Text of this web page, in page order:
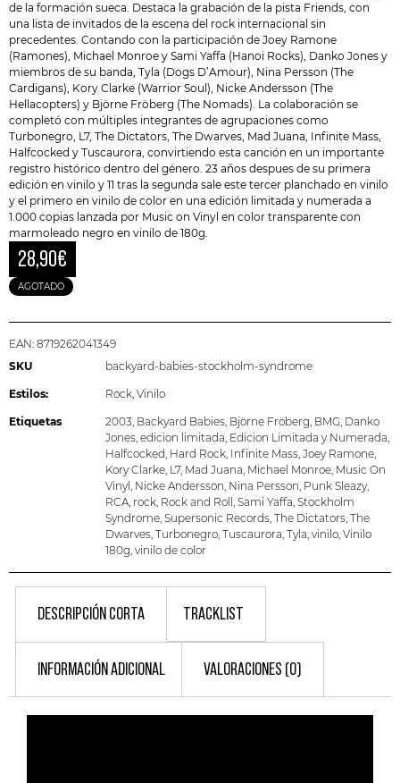
de la formación sueca. Destaca la grabación de la pista Friends, con
una lista de invitados de la escena del rock internacional sin
precedentes. Contando con la participación de Joey Ramone
(Ramones), Michael Monroe y Sami Yaffa (Hanoi Rocks), Danko Jones y
miembros de su banda, Tyla (Dogs D’Amour), Nina Persson (The
Cardigans), Kory Clarke (Warrior Soul), Nicke Andersson (The
Hellacopters) y Björne Fröberg (The Nomads). La colaboración se
completó con múltiples integrantes de agrupaciones como
Turbonegro, L7, The Dictators, The Dwarves, Mad Juana, Infinite Mass,
Halfcocked y Tuscaurora, convirtiendo esta canción en un importante
registro histórico dentro del género. 23 años despues de su primera
edición en vinilo y 11 tras la segunda sale este tercer planchado en vinilo
y el primero en vinilo de color en una edición limitada y numerada a
1.000 copias lanzada por Music on Vinyl en color transparente con
marmoleado negro en vinilo de 180g.
28,90€
AGOTADO
EAN: 8719262041349
SKU
backyard-babies-stockholm-syndrome
Estilos: Rock Vinilo
Etiquetas 2003 Backyard Babies Björne Fröberg BMG Danko
Jones edicion limitada Edicion Limitada y Numerada
Halfcocked Hard Rock Infinite Mass Joey Ramone
Kory Clarke L7, Mad Juana Michael Monroe Music On
Vinyl Nicke Andersson Nina Persson Punk Sleazy,
RCA rock Rock and Roll Sami Yaffa Stockholm
Syndrome Supersonic Records The Dictators The
Dwarves Turbonegro Tuscaurora Tyla vinilo Vinilo
180g vinilo de color
DESCRIPCIÓN CORTA TRACKLIST
INFORMACIÓN ADICIONAL VALORACIONES (0)